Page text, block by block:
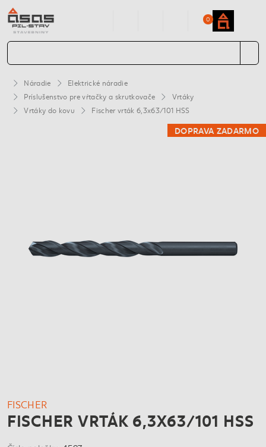
0
Náradie
Elektrické náradie
Príslušenstvo pre vŕtačky a skrutkovače
Vrtáky
Vrtáky do kovu
Fischer vrták 6,3x63/101 HSS
DOPRAVA ZADARMO
FISCHER
FISCHER VRTÁK 6,3X63/101 HSS